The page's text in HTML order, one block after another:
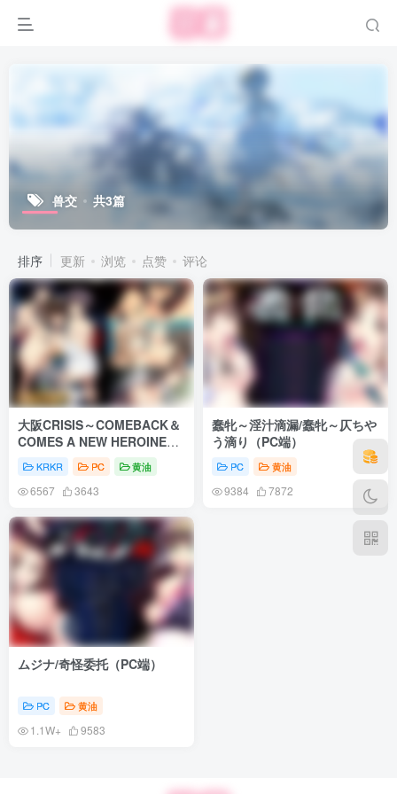
兽交 共3篇
排序 更新 浏览 点赞 评论
大阪CRISIS～COMEBACK＆
COMES A NEW HEROINE～
（KRKR＋PC端）
KRKR PC 黄油
6567 3643
蠢牝～淫汁滴漏/蠢牝～仄ちや
う滴り（PC端）
PC 黄油
9384 7872
ムジナ/奇怪委托（PC端）
PC 黄油
1.1W+ 9583